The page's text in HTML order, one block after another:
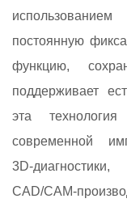
постоянную
функцию,
поддерживает
эта
современной
CAD/